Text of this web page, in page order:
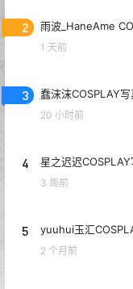
2 雨波_HaneAme
1 天前
3 蠢沫沫COSPLAY
20 小时前
4 星之迟迟
3 周前
5 yuuhui玉汇
2 个月前